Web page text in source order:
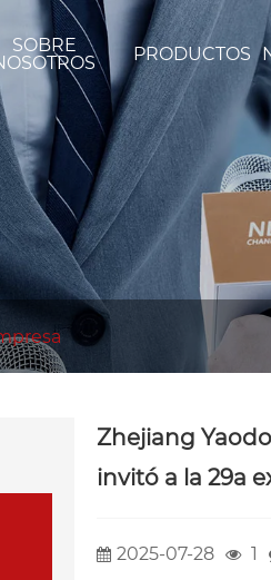
SOBRE
PRODUCTOS
Zhejiang
invitó a la 29a
2025-07-28 1